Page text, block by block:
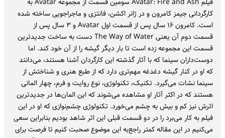
کارگردانی جیمز کامرون و در ژانر اکشن، فانتزی و ماجراجویی ساخته شده
است. کامرون ۱۶ سال پس از قسمت اول Avatar و ۳ سال پس از
قسمت دوم آن یعنی The Way of Water دست به ساخت جدیدترین
قسمت این مجموعه زده است تا بار دیگر گیشه را از آن خود کند. اما
دوست‌داران سینما که با آثار گذشته این کارگردان آشنا هستند، می‌دانند
که او در کنار گیشه دغدغه مهم‌تری دارد که از طبع هنری و شناختش از
سینما نشات می‌گیرد. تکنیک، تکنولوژی، نوع روایت و فرم، چهار المانی
هستند که در اکثر آثار او مشاهده می‌شوند که این المان‌ها در جدیدترین
اثرش نیز کم و بیش به چشم می‌خورد. تکنولوژی چشم‌نوازی که او در این
فیلم به کار می‌برد را در دو قسمت قبلی این اثر شاهد بودیم بنابراین سعی
می‌کنیم در این مقاله کمتر راجع‌به این موضوع صحبت کنیم تا فرصت برای